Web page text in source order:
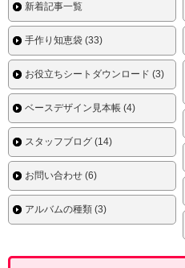
新着記事一覧
手作り知恵袋 (33)
お役立ちシートダウンロード (3)
ベースデザイン見本帳 (4)
スタッフブログ (14)
お問い合わせ (6)
アルバムの種類 (3)